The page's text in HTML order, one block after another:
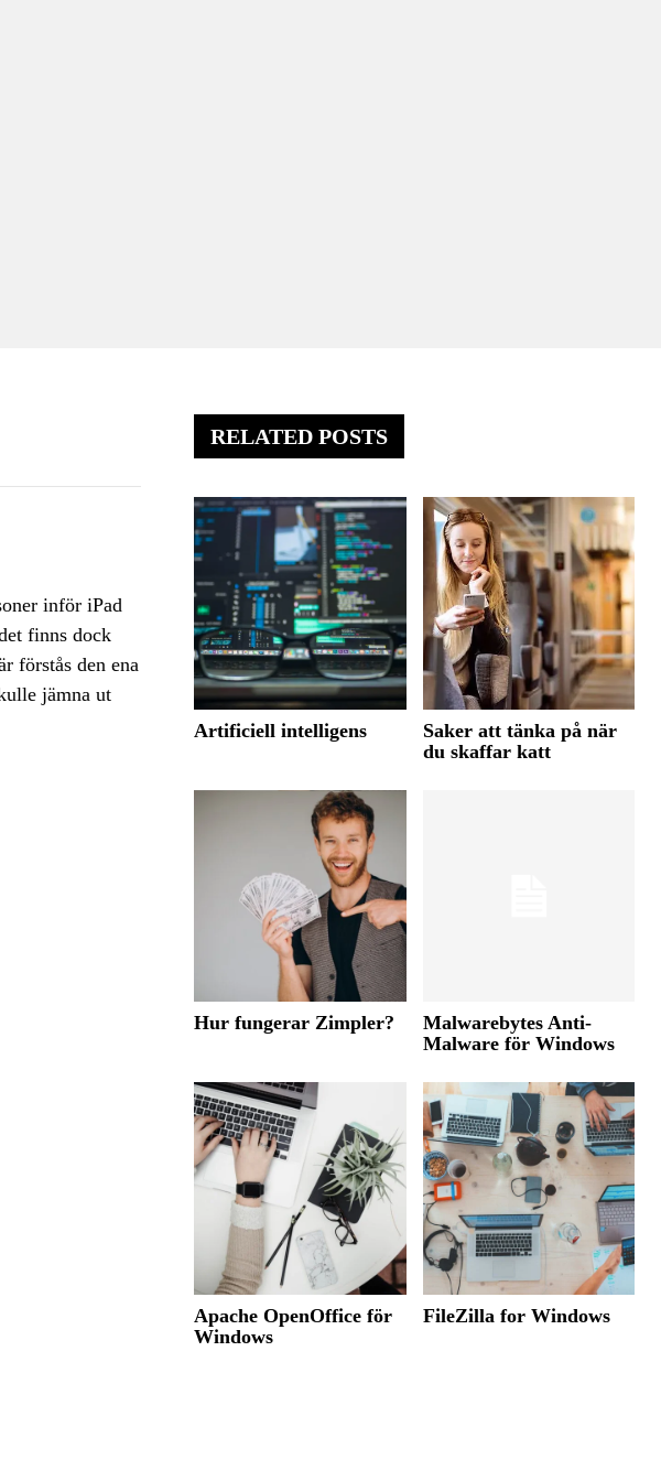
inför iPad
finns dock
förstås den ena
jämna ut
RELATED POSTS
Artificiell intelligens
Saker att tänka på när
du skaffar katt
Hur fungerar Zimpler?
Malwarebytes Anti-
Malware för Windows
Apache OpenOffice för
Windows
FileZilla for Windows